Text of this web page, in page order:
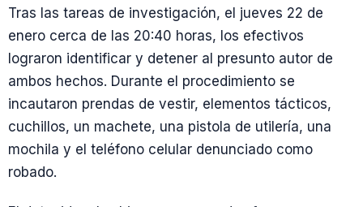
Tras las tareas de investigación, el jueves 22 de
enero cerca de las 20:40 horas, los efectivos
lograron identificar y detener al presunto autor de
ambos hechos. Durante el procedimiento se
incautaron prendas de vestir, elementos tácticos,
cuchillos, un machete, una pistola de utilería, una
mochila y el teléfono celular denunciado como
robado.